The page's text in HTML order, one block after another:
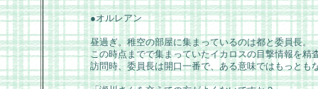
●オルレアン
昼過ぎ。稚空の部屋に集まっているのは都と委員長。
この時点までで集まっていたイカロスの目撃情報を精
訪問時、委員長は開口一番で、ある意味ではもっとも